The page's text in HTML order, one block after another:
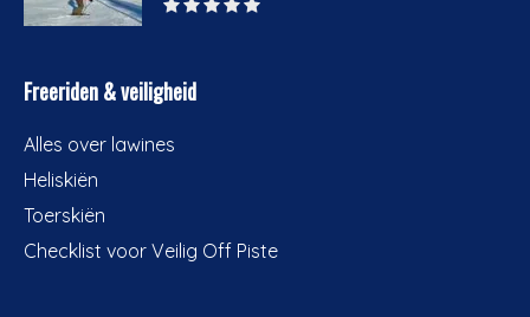
Freeriden & veiligheid
Alles over lawines
Heliskiën
Toerskiën
Checklist voor Veilig Off Piste